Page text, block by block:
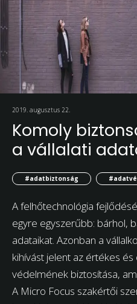
2019. augusztus 22.
Komoly
a vállalati
#adatbiztonság
A felhőtechnológia
egyre egyszerűbb: bárhol,
adataikat. Azonban a
kihívást jelent az értékes
védelmének biztosítása,
A Micro Focus szakértői